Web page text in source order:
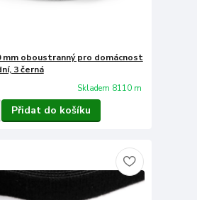
mm oboustranný pro domácnost
3 černá
Skladem 8110 m
Přidat do košíku